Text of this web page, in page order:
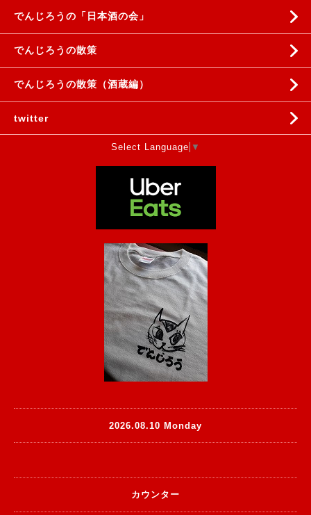
でんじろうの「日本酒の会」
でんじろうの散策
でんじろうの散策（酒蔵編）
twitter
Select Language ▼
2026.08.10 Monday
カウンター